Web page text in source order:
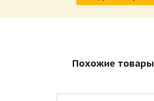
Похожие товары